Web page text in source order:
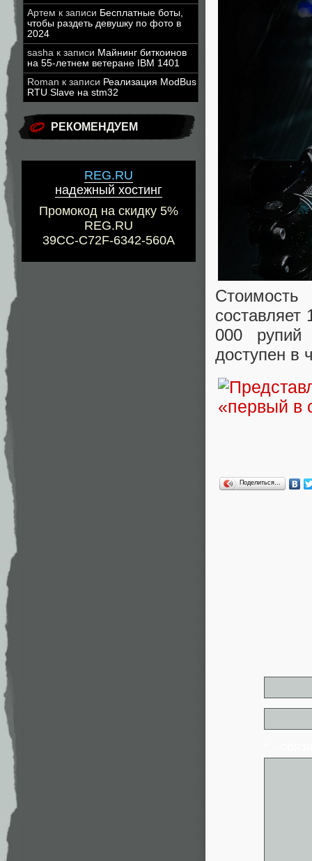
Артем к записи Бесплатные боты,
чтобы раздеть девушку по фото в
2024
sasha к записи Майнинг биткоинов
на 55-летнем ветеране IBM 1401
Roman к записи Реализация ModBus
RTU Slave на stm32
РЕКОМЕНДУЕМ
REG.RU
надежный хостинг
Промокод на скидку 5%
REG.RU
39CC-C72F-6342-560A
000
доступен в
Поделиться…